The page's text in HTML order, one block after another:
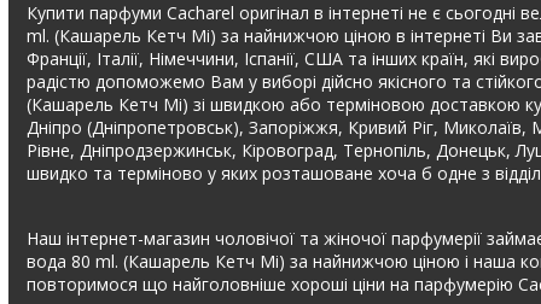
Купити парфуми Cacharel оригінал в інтернеті не є сьогодні
ml. (Кашарель Кетч Мі) за найнижчою ціною в інтернеті Ви
Франції, Італії, Німеччини, Іспанії, США та інших країн,
радістю допоможемо Вам у виборі дійсно якісного та
(Кашарель Кетч Мі) зі швидкою або терміновою доставкою
Дніпро (Дніпропетровськ), Запоріжжя, Кривий Ріг, Миколаїв,
Рівне, Дніпродзержинськ, Кіровоград, Тернопіль, Донецьк,
швидко та терміново у яких розташоване хоча б одне з
Наш інтернет-магазин чоловічої та жіночої парфумерії
вода 80 ml. (Кашарель Кетч Мі) за найнижчою ціною і наша
повторимося що найголовніше хороші ціни на парфумерію